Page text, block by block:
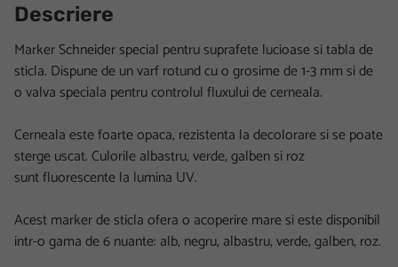
Descriere
Marker Schneider special pentru suprafete lucioase si tabla de
sticla. Dispune de un varf rotund cu o grosime de 1-3 mm si de
o valva speciala pentru controlul fluxului de cerneala.
Cerneala este foarte opaca, rezistenta la decolorare si se poate
sterge uscat. Culorile albastru, verde, galben si roz
sunt fluorescente la lumina UV.
Acest marker de sticla ofera o acoperire mare si este disponibil
intr-o gama de 6 nuante: alb, negru, albastru, verde, galben, roz.